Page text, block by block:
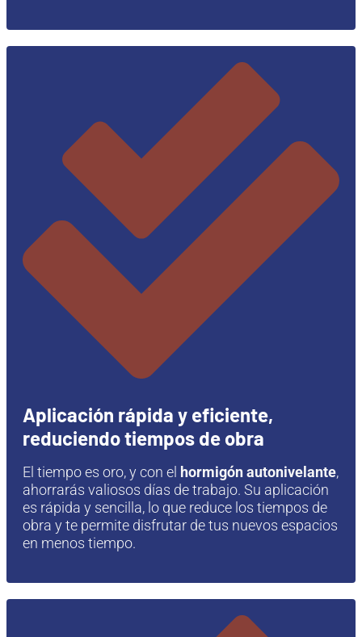
Aplicación rápida y eficiente,
reduciendo tiempos de obra
El tiempo es oro, y con el hormigón autonivelante,
ahorrarás valiosos días de trabajo. Su aplicación
es rápida y sencilla, lo que reduce los tiempos de
obra y te permite disfrutar de tus nuevos espacios
en menos tiempo.